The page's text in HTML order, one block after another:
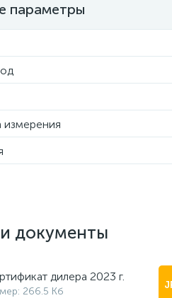
параметры
измерения
документы
дилера 2023 г.
266.5 Кб